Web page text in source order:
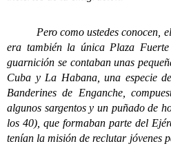
Pero como ustedes conocen, el
era también la única Plaza
guarnición se contaban unas
Cuba y La Habana, una especie
Banderines de Enganche,
algunos sargentos y un puñado de
los 40), que formaban parte del
tenían la misión de reclutar jóvenes